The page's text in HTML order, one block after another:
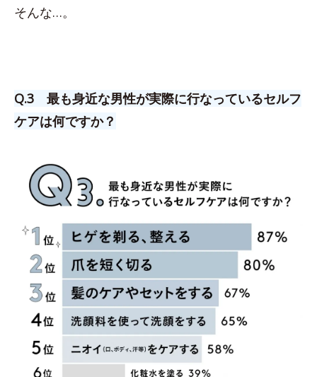
そんな…。
Q.3 最も身近な男性が実際に行なっているセルフ
ケアは何ですか？